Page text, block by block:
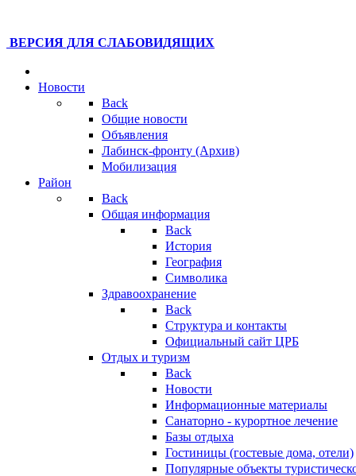
ВЕРСИЯ ДЛЯ СЛАБОВИДЯЩИХ
Новости
Back
Общие новости
Объявления
Лабинск-фронту (Архив)
Мобилизация
Район
Back
Общая информация
Back
История
География
Символика
Здравоохранение
Back
Структура и контакты
Официальный сайт ЦРБ
Отдых и туризм
Back
Новости
Информационные материалы
Санаторно - курортное лечение
Базы отдыха
Гостиницы (гостевые дома, отели)
Популярные объекты